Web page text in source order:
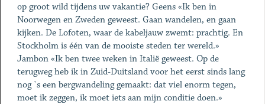
op groot wild tijdens uw vakantie? Geens «Ik ben in
Noorwegen en Zweden geweest. Gaan wandelen, en gaan
kijken. De Lofoten, waar de kabeljauw zwemt: prachtig. En
Stockholm is één van de mooiste steden ter wereld.»
Jambon «Ik ben twee weken in Italië geweest. Op de
terugweg heb ik in Zuid-Duitsland voor het eerst sinds lang
nog `s een bergwandeling gemaakt: dat viel enorm tegen,
moet ik zeggen, ik moet iets aan mijn conditie doen.»